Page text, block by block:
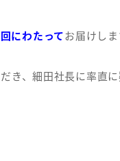
にわたってお届けし
き、細田社長に率直